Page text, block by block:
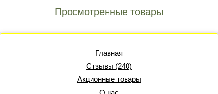
Просмотренные товары
Главная
Отзывы (240)
Акционные товары